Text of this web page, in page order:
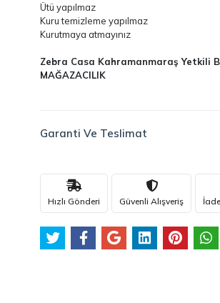
Ütü yapılmaz
Kuru temizleme yapılmaz
Kurutmaya atmayınız
Zebra Casa Kahramanmaraş Yetkili
MAĞAZACILIK
Garanti Ve Teslimat
Hızlı Gönderi Güvenli Alışveriş